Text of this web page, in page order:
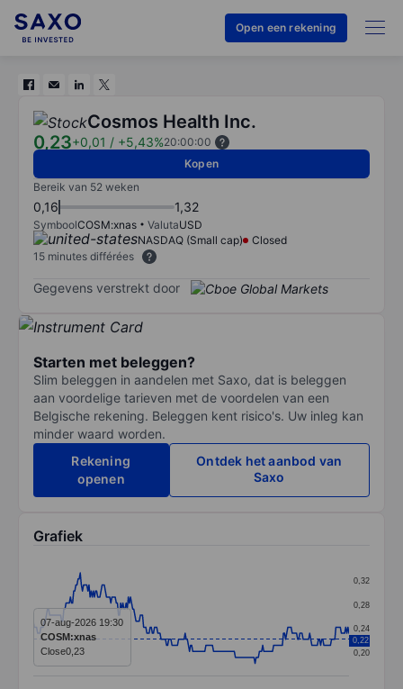
Open een rekening
Cosmos Health Inc.
0,23+0,01 / +5,43%20:00:00
Kopen
Bereik van 52 weken
0,16 1,32
SymboolCOSM:xnas ValutaUSD
NASDAQ (Small cap)
Closed
15 minutes différées
Gegevens verstrekt door
Starten met beleggen?
Slim beleggen in aandelen met Saxo, dat is beleggen
aan voordelige tarieven met de voordelen van een
Belgische rekening. Beleggen kent risico's. Uw inleg kan
minder waard worden.
Rekening
openen
Ontdek het aanbod van
Saxo
Grafiek
Line chart with 290 data points.
The chart has 1 X axis displaying categories.
The chart has 1 Y axis displaying values. Data 0,20
0,24
0,28
0,32
0,22
07-aug-2026 19:30
COSM:xnas
Close0,23